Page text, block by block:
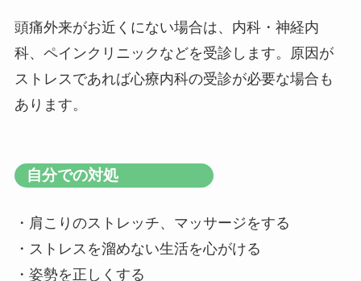
頭痛外来がお近くにない場合は、内科・神経内
科、ペインクリニックなどを受診します。原因が
ストレスであれば心療内科の受診が必要な場合も
あります。
自分での対処
・肩こりのストレッチ、マッサージをする
・ストレスを溜めない生活を心がける
・姿勢を正しくする